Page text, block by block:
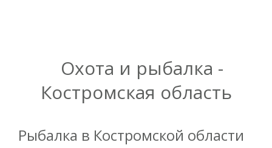
Охота и рыбалка -
Костромская область
Рыбалка в Костромской области